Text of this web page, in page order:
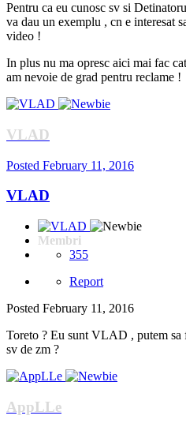
Pentru ca eu cunosc sv si
va dau un exemplu , cn e interesat
video !
In plus nu ma opresc aici mai fac
am nevoie de grad pentru reclame !
VLAD
Posted February 11, 2016
VLAD
Membri
355
Report
Posted February 11, 2016
Toreto ? Eu sunt VLAD , putem sa
sv de zm ?
AppLLe